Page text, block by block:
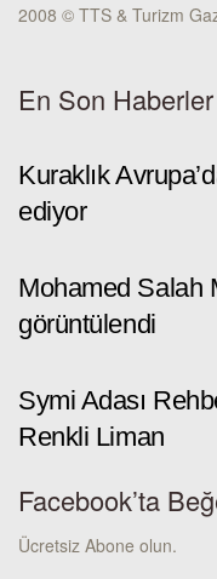
2008 © TTS & Turizm
En Son Haberler
Kuraklık
ediyor
Mohamed Salah
görüntülendi
Symi Adası
Renkli Liman
Facebook’ta
Ücretsiz Abone olun.